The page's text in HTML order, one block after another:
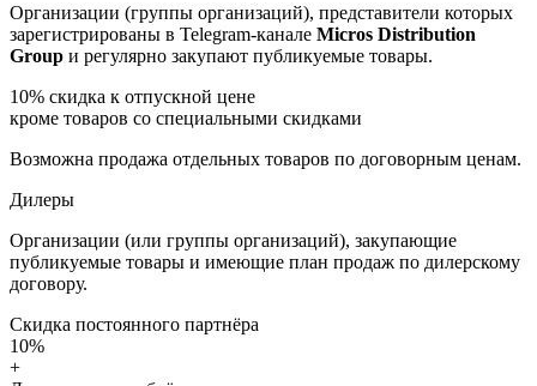
Организации (группы организаций), представители которых
зарегистрированы в Telegram-канале Micros Distribution
Group и регулярно закупают публикуемые товары.
10% скидка к отпускной цене
кроме товаров со специальными скидками
Возможна продажа отдельных товаров по договорным ценам.
Дилеры
Организации (или группы организаций), закупающие
публикуемые товары и имеющие план продаж по дилерскому
договору.
Скидка постоянного партнёра
10%
+